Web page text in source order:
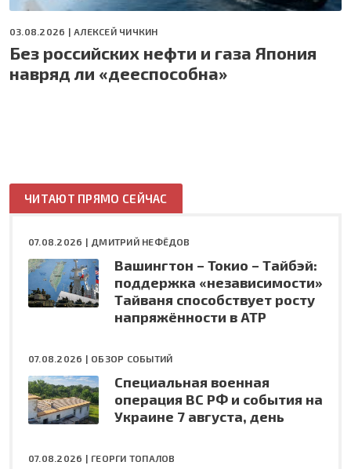
03.08.2026 |АЛЕКСЕЙ ЧИЧКИН
Без российских нефти и газа Япония
навряд ли «дееспособна»
ЧИТАЮТ ПРЯМО СЕЙЧАС
07.08.2026 | ДМИТРИЙ НЕФЁДОВ
Вашингтон – Токио – Тайбэй:
поддержка «независимости»
Тайваня способствует росту
напряжённости в АТР
07.08.2026 | ОБЗОР СОБЫТИЙ
Специальная военная
операция ВС РФ и события на
Украине 7 августа, день
07.08.2026 | ГЕОРГИ ТОПАЛОВ